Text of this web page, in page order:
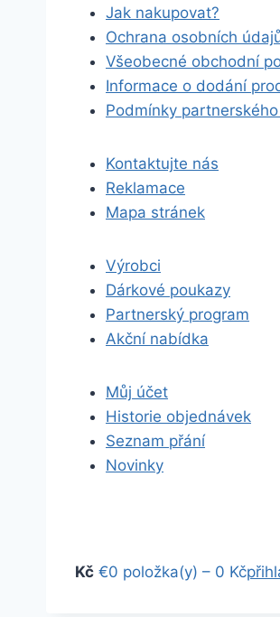
Jak nakupovat?
Ochrana osobních
Všeobecné obchodní
Informace o dodání
Podmínky
Kontaktujte nás
Reklamace
Mapa stránek
Výrobci
Dárkové poukazy
Partnerský program
Akční nabídka
Můj účet
Historie objednávek
Seznam přání
Novinky
Kč €0 položka(y) – 0 Kč